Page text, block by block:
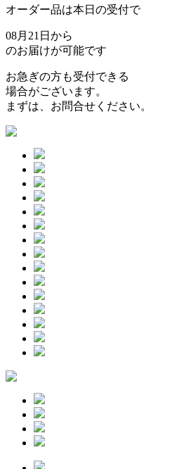
オーダー品は本日の受付で
08月21日から
のお届けが可能です
お急ぎの方も受付できる
場合がございます。
まずは、お問合せください。